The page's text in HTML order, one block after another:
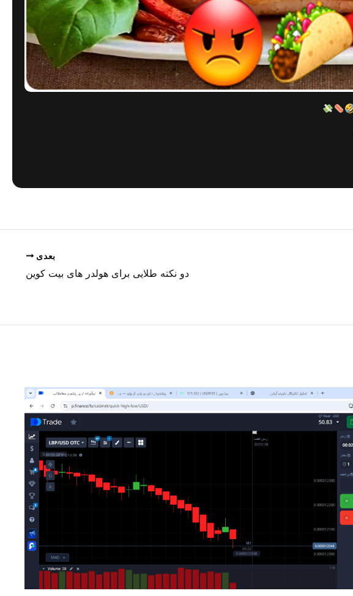
بعدی
دو نکته طلایی برای هولدر های بیت کوین